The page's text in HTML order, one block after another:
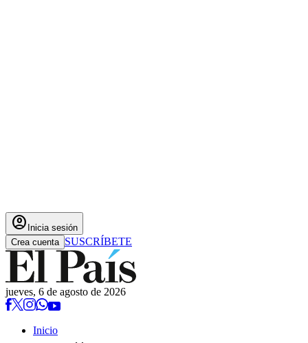
account_circle Inicia sesión
Crea cuenta SUSCRÍBETE
jueves, 6 de agosto de 2026
Inicio